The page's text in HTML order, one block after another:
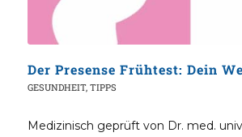
GESUNDHEIT, TIPPS
Medizinisch geprüft von Dr. med.